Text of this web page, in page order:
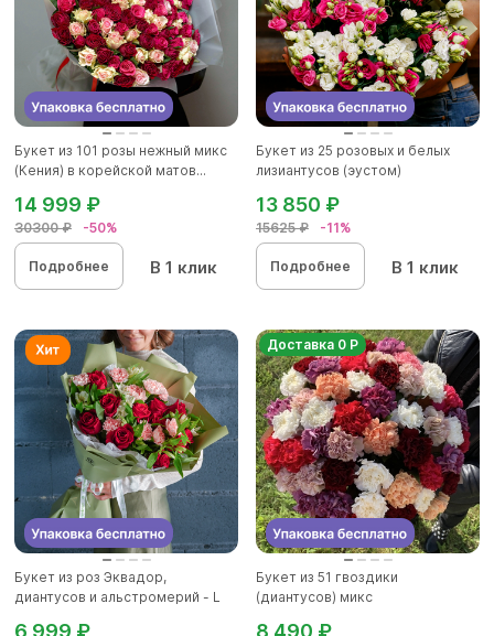
Букет из 101 розы нежный микс
(Кения) в корейской матов...
30300 ₽ -50%
14 999 ₽
Подробнее В 1 клик
Букет из 25 розовых и белых
лизиантусов (эустом)
15625 ₽ -11%
13 850 ₽
Подробнее В 1 клик
Букет из роз Эквадор,
диантусов и альстромерий - L
Доставка 0 Р
Букет из 51 гвоздики
(диантусов) микс